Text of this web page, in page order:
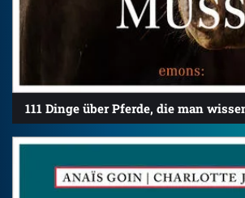
111 Dinge über Pferde, die man